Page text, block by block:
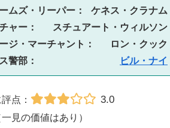
ムズ・リーパー： ケネス・クラナム
ャー：　 スチュアート・ウィルソン
ジ・マーチャント：　 ロン・クック
ス警部：
ビル・ナイ
点： 3.0
の価値はあり）